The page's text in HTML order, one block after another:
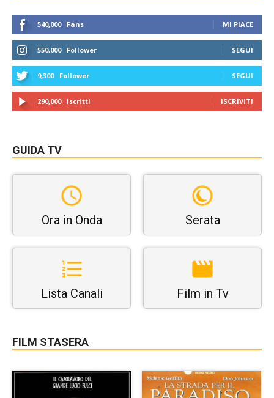
540,000 Fans MI PIACE
550,000 Follower SEGUI
9,300 Follower SEGUI
290,000 Iscritti ISCRIVITI
GUIDA TV
Ora in Onda Serata
Lista Canali Film in Tv
FILM STASERA